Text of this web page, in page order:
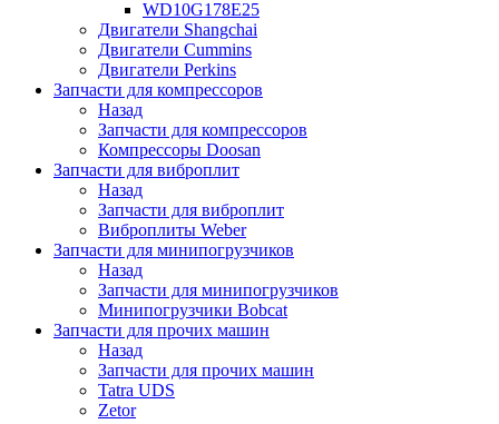
WD10G178E25
Двигатели Shangchai
Двигатели Cummins
Двигатели Perkins
Запчасти для компрессоров
Назад
Запчасти для компрессоров
Компрессоры Doosan
Запчасти для виброплит
Назад
Запчасти для виброплит
Виброплиты Weber
Запчасти для минипогрузчиков
Назад
Запчасти для минипогрузчиков
Минипогрузчики Bobcat
Запчасти для прочих машин
Назад
Запчасти для прочих машин
Tatra UDS
Zetor